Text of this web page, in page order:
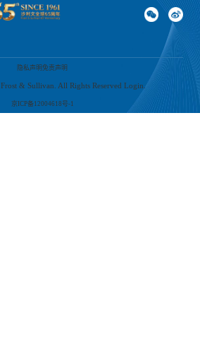
隐私声明免责声明
Frost & Sullivan. All Rights Reserved Login.
京ICP备12004618号-1